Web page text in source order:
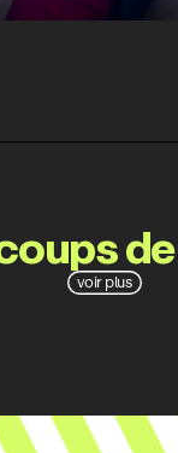
voir plus